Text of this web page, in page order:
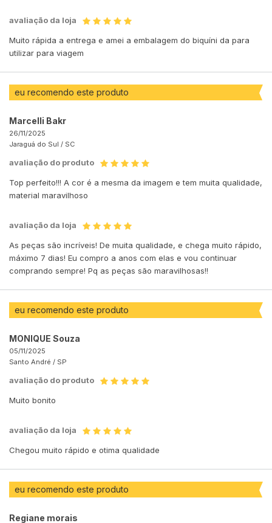
avaliação da loja
Muito rápida a entrega e amei a embalagem do biquíni da para
utilizar para viagem
eu recomendo este produto
Marcelli Bakr
26/11/2025
Jaraguá do Sul / SC
avaliação do produto
Top perfeito!!! A cor é a mesma da imagem e tem muita qualidade,
material maravilhoso
avaliação da loja
As peças são incríveis! De muita qualidade, e chega muito rápido,
máximo 7 dias! Eu compro a anos com elas e vou continuar
comprando sempre! Pq as peças são maravilhosas!!
eu recomendo este produto
MONIQUE Souza
05/11/2025
Santo André / SP
avaliação do produto
Muito bonito
avaliação da loja
Chegou muito rápido e otima qualidade
eu recomendo este produto
Regiane morais